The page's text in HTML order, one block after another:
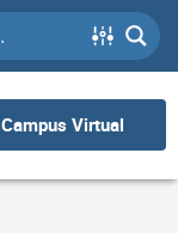
Campus Virtual